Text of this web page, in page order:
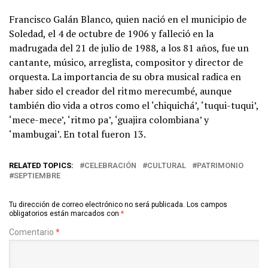
Francisco Galán Blanco, quien nació en el municipio de
Soledad, el 4 de octubre de 1906 y falleció en la
madrugada del 21 de julio de 1988, a los 81 años, fue un
cantante, músico, arreglista, compositor y director de
orquesta. La importancia de su obra musical radica en
haber sido el creador del ritmo merecumbé, aunque
también dio vida a otros como el ‘chiquichá’, ‘tuqui-tuqui’,
‘mece-mece’, ‘ritmo pa’, ‘guajira colombiana’ y
‘mambugai’. En total fueron 13.
RELATED TOPICS: CELEBRACIÓN CULTURAL
PATRIMONIO
SEPTIEMBRE
Tu dirección de correo electrónico no será publicada. Los campos
obligatorios están marcados con *
Comentario *